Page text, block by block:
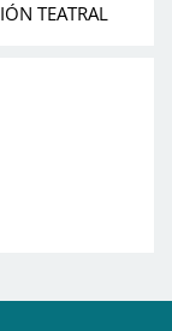
TEATRAL